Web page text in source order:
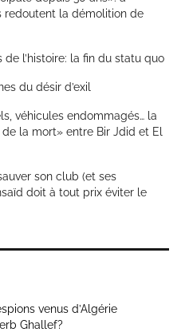
redoutent la démolition de
l’histoire: la fin du statu quo
du désir d’exil
véhicules endommagés… la
la mort» entre Bir Jdid et El
son club (et ses
doit à tout prix éviter le
venus d’Algérie
Ghallef?